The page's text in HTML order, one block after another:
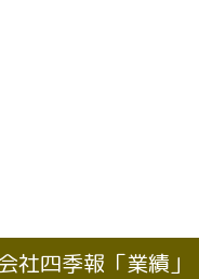
社四季報「業績」